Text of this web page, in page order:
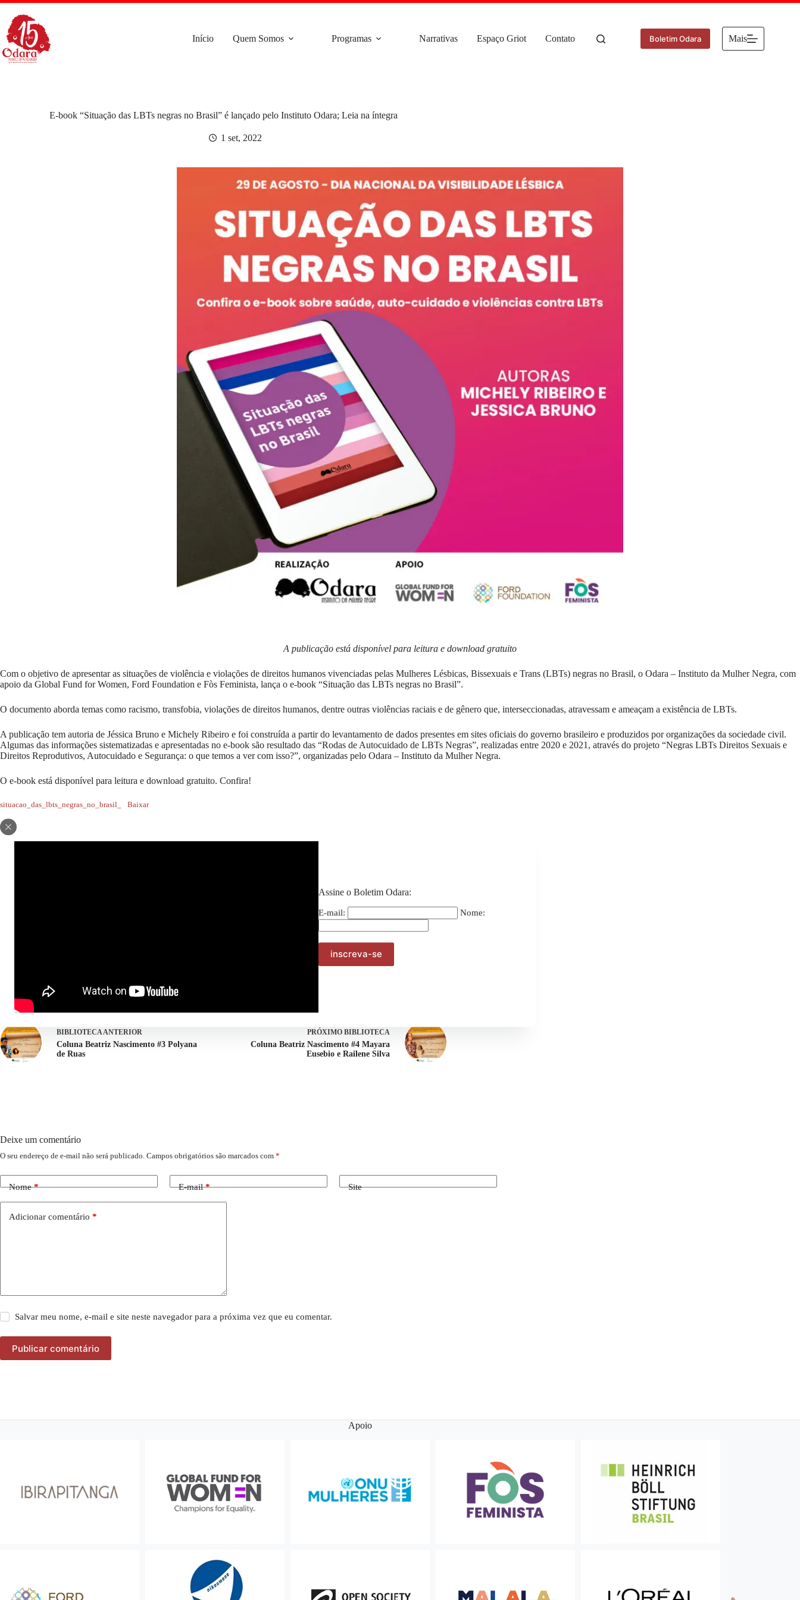
Pular
para
conteúdo
Assine o Boletim Odara:
E-mail: Nome:
Início Quem Somos Programas Narrativas Espaço Griot Contato Boletim Odara Mais
E-book “Situação das LBTs negras no Brasil” é lançado pelo Instituto Odara; Leia na íntegra
1 set, 2022
A publicação está disponível para leitura e download gratuito
Com o objetivo de apresentar as situações de violência e violações de direitos humanos vivenciadas pelas Mulheres Lésbicas, Bissexuais e Trans (LBTs) negras no Brasil, o Odara – Instituto da Mulher Negra, com
apoio da Global Fund for Women, Ford Foundation e Fòs Feminista, lança o e-book “Situação das LBTs negras no Brasil”.
O documento aborda temas como racismo, transfobia, violações de direitos humanos, dentre outras violências raciais e de gênero que, interseccionadas, atravessam e ameaçam a existência de LBTs.
A publicação tem autoria de Jéssica Bruno e Michely Ribeiro e foi construída a partir do levantamento de dados presentes em sites oficiais do governo brasileiro e produzidos por organizações da sociedade civil.
Algumas das informações sistematizadas e apresentadas no e-book são resultado das “Rodas de Autocuidado de LBTs Negras”, realizadas entre 2020 e 2021, através do projeto “Negras LBTs Direitos Sexuais e
Direitos Reprodutivos, Autocuidado e Segurança: o que temos a ver com isso?”, organizadas pelo Odara – Instituto da Mulher Negra.
O e-book está disponível para leitura e download gratuito. Confira!
situacao_das_lbts_negras_no_brasil_ Baixar
Compartilhe:
BIBLIOTECA ANTERIOR
Coluna Beatriz Nascimento #3 Polyana
de Ruas
PRÓXIMO BIBLIOTECA
Coluna Beatriz Nascimento #4 Mayara
Eusebio e Railene Silva
Deixe um comentário
O seu endereço de e-mail não será publicado. Campos obrigatórios são marcados com *
Nome* E-mail* Site
Adicionar comentário *
Salvar meu nome, e-mail e site neste navegador para a próxima vez que eu comentar.
Publicar comentário
Apoio